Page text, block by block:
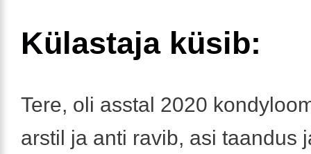
Külastaja küsib:
Tere, oli asstal 2020
arstil ja anti ravib, asi taandus